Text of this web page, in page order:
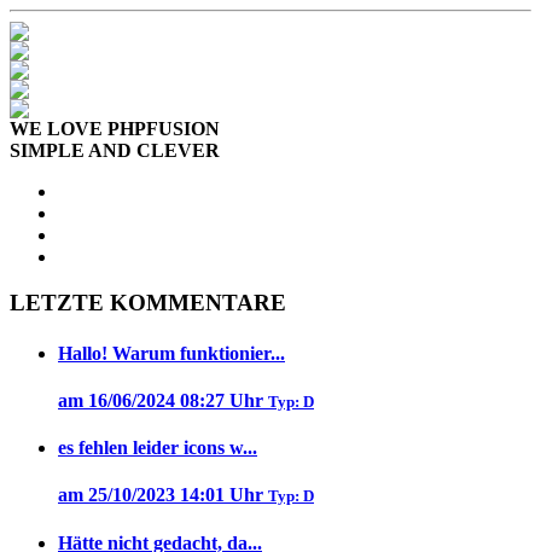
WE LOVE PHPFUSION
SIMPLE AND CLEVER
LETZTE KOMMENTARE
Hallo! Warum funktionier...
am 16/06/2024 08:27 Uhr Typ: D
es fehlen leider icons w...
am 25/10/2023 14:01 Uhr Typ: D
Hätte nicht gedacht, da...